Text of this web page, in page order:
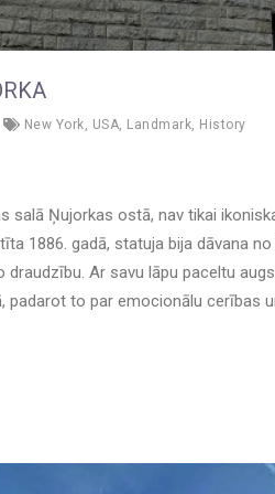
New York, USA, Landmark, History
salā Ņujorkas ostā, nav tikai
1886. gadā, statuja bija dāvana
Ar savu lāpu paceltu
padarot to par emocionālu cerības